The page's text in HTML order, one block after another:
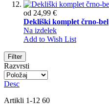
od 24,99 €
Dekliški komplet črno-bel
Na izdelek
Add to Wish List
Filter
Razvrsti
Desc
Artikli 1-12 60